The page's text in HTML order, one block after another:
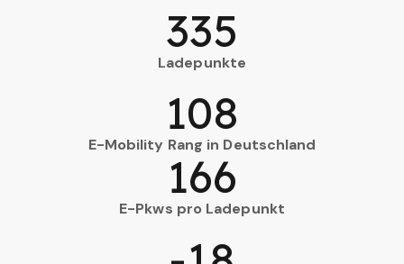
Ladepunkte
335
E-Mobility Rang in Deutschland
108
E-Pkws pro Ladepunkt
166